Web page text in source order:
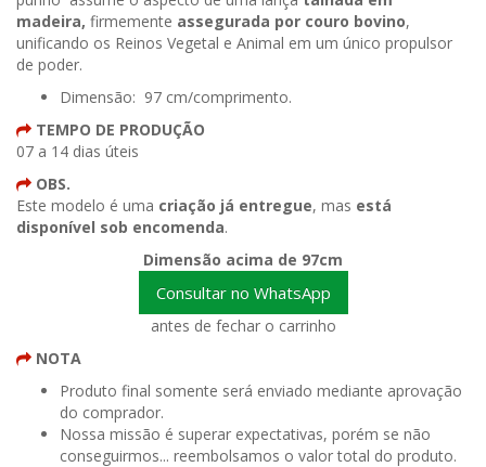
madeira, firmemente assegurada por couro bovino,
unificando os Reinos Vegetal e Animal em um único propulsor
de poder.
Dimensão: 97 cm/comprimento.
TEMPO DE PRODUÇÃO
07 a 14 dias úteis
OBS.
Este modelo é uma criação já entregue, mas está
disponível sob encomenda.
Dimensão acima de 97cm
Consultar no WhatsApp
antes de fechar o carrinho
NOTA
Produto final somente será enviado mediante aprovação
do comprador.
Nossa missão é superar expectativas, porém se não
conseguirmos... reembolsamos o valor total do produto.